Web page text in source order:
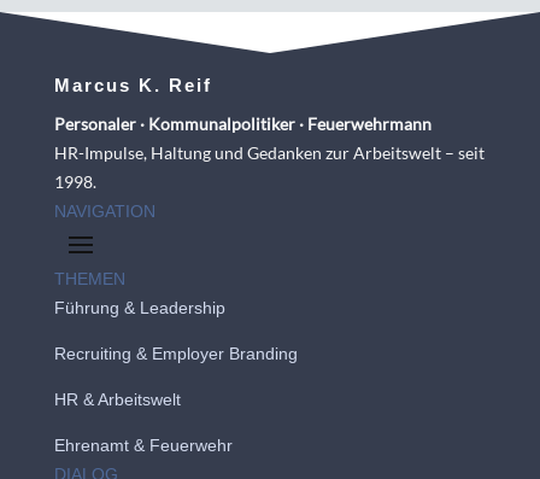
Marcus K. Reif
Personaler · Kommunalpolitiker · Feuerwehrmann
HR-Impulse, Haltung und Gedanken zur Arbeitswelt – seit
1998.
NAVIGATION
THEMEN
Führung & Leadership
Recruiting & Employer Branding
HR & Arbeitswelt
Ehrenamt & Feuerwehr
DIALOG